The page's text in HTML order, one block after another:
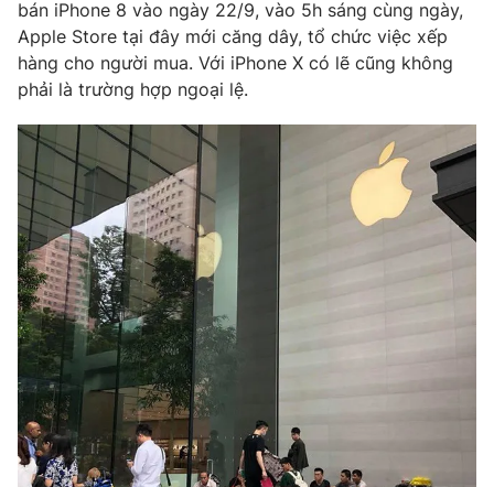
Hậu trường
Nhân vật
Giải sao mai
Điện ảnh
Âm nhạc
Sao
Đời sống
Làm đẹp
Chất lượng cuộc sống
Giáo dục
Tuyển sinh
Học trực tuyến
Công nghệ
Hitech Công nghệ tương lai
Sản phẩm
Thị trường
Tư vấn
Giao lưu trực tuyến
Lịch phát sóng
Chuyên mục khác
Emagazine Podcast
bán iPhone 8 vào ngày 22/9, vào 5h sáng cùng ngày,
Apple Store tại đây mới căng dây, tổ chức việc xếp
hàng cho người mua. Với iPhone X có lẽ cũng không
phải là trường hợp ngoại lệ.